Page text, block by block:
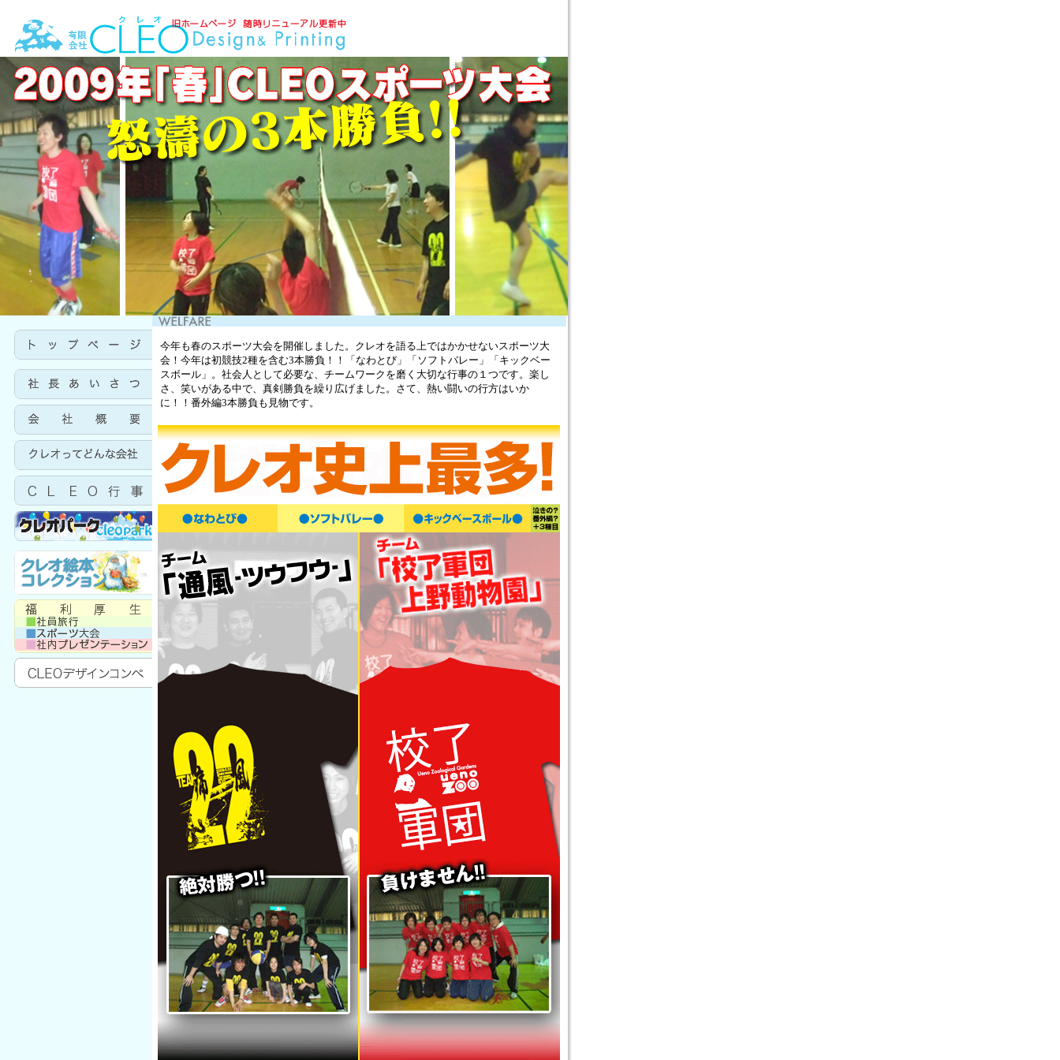
今年も春のスポーツ大会を開催しました。クレオを語る上ではかかせないスポーツ大
会！今年は初競技2種を含む3本勝負！！「なわとび」「ソフトバレー」「キックベー
スボール」。社会人として必要な、チームワークを磨く大切な行事の１つです。楽し
さ、笑いがある中で、真剣勝負を繰り広げました。さて、熱い闘いの行方はいか
に！！番外編3本勝負も見物です。